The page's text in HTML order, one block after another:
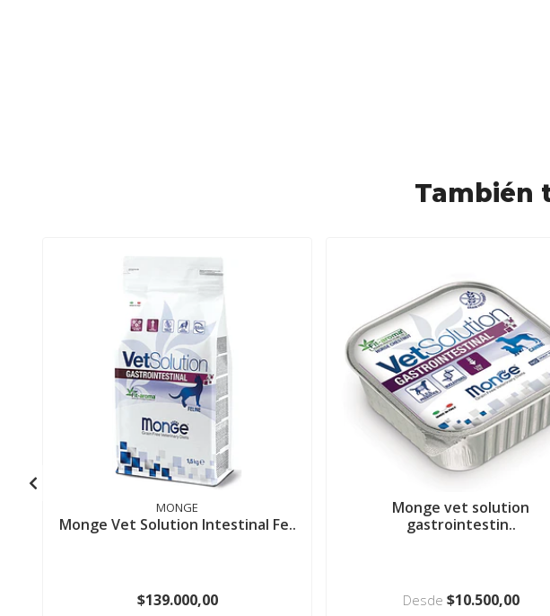
También
MONGE
Monge Vet Solution Intestinal Fe..
$139.000,00
Monge vet solution
gastrointestin..
Desde $10.500,00